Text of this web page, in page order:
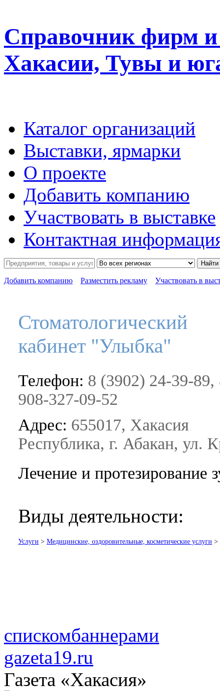
Справочник фирм и
Хакасии, Тувы и
Каталог организаций
Выставки, ярмарки
О проекте
Добавить компанию
Участвовать в выставке
Контактная
Найти
Добавить компанию Разместить рекламу Участвовать в
Стоматологический
кабинет "Улыбка"
Телефон: 8 (3902) 24-39-89,
908-327-09-52
Адрес: 655017, Хакасия
Республика, г. Абакан, ул.
Лечение и протезирование
Виды деятельности:
Услуги > Медицинские, оздоровительные, косметические услуги >
спискомбаннерами
gazeta19.ru
Газета «Хакасия»